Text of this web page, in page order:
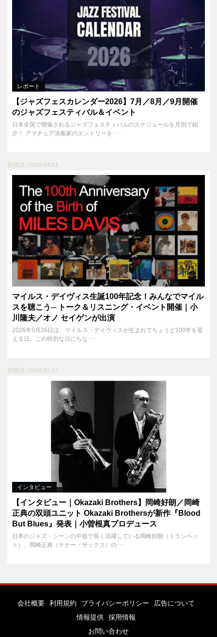
レポート
【ジャズフェスカレンダー2026】7月／8月／9月開催
のジャズフェスティバル＆イベント
日本全国で開催されるジャズフェスティバルのスケジュールを月別で紹
介！ アマチュア演奏家のエントリーを･･･
投稿日 : 2026.04.21
マイルス・デイヴィス生誕100年記念！みんなでマイル
スを聴こう─ トーク＆リスニング・イベント開催｜小
川隆夫／オノ セイゲンが出演
2026年5月26日は、マイルス・デイヴィスが生まれてちょうど100年を迎
える日。この特別な日にちな･･･
投稿日 : 2026.03.27
インタビュー
【インタビュー｜Okazaki Brothers】岡崎好朗／岡崎
正典の双頭ユニット Okazaki Brothersが新作『Blood
But Blues』発表｜小曽根真プロデュース
日本のジャズ・シーンの中核で長く活躍している岡崎好朗（トランペッ
ト）、岡崎正典（テナー・サックス）の･･･
会社概要 利用規約 プライバシーポリシー
広告について
情報提供
採用情報
お問い合わせ